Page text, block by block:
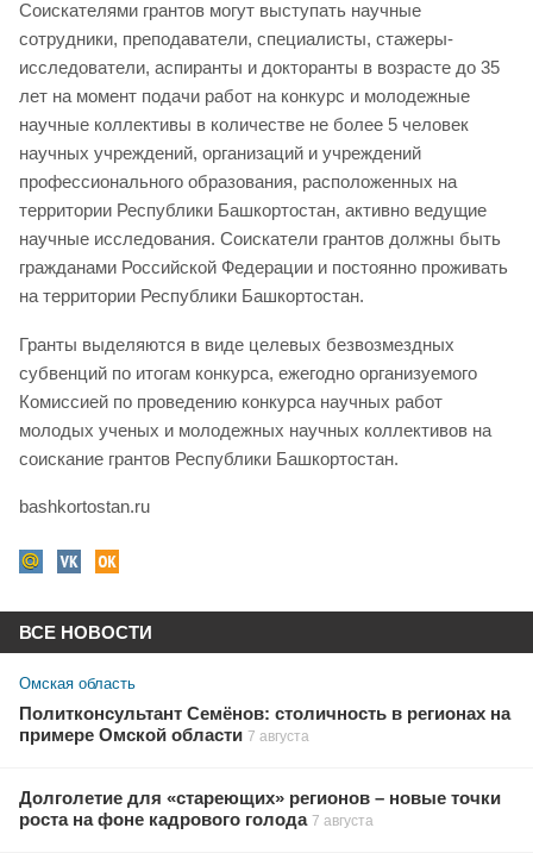
Соискателями грантов могут выступать научные
сотрудники, преподаватели, специалисты, стажеры-
исследователи, аспиранты и докторанты в возрасте до 35
лет на момент подачи работ на конкурс и молодежные
научные коллективы в количестве не более 5 человек
научных учреждений, организаций и учреждений
профессионального образования, расположенных на
территории Республики Башкортостан, активно ведущие
научные исследования. Соискатели грантов должны быть
гражданами Российской Федерации и постоянно проживать
на территории Республики Башкортостан.
Гранты выделяются в виде целевых безвозмездных
субвенций по итогам конкурса, ежегодно организуемого
Комиссией по проведению конкурса научных работ
молодых ученых и молодежных научных коллективов на
соискание грантов Республики Башкортостан.
bashkortostan.ru
ВСЕ НОВОСТИ
Омская область
Политконсультант Семёнов: столичность в регионах на
примере Омской области 7 августа
Долголетие для «стареющих» регионов – новые точки
роста на фоне кадрового голода 7 августа